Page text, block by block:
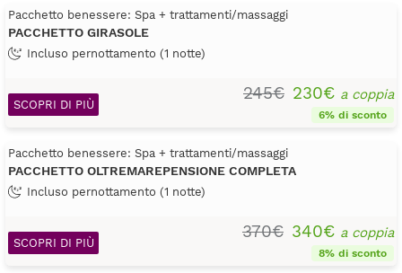
Pacchetto benessere: Spa + trattamenti/massaggi
PACCHETTO GIRASOLE
Incluso pernottamento (1 notte)
245€ 230€ a coppia
6% di sconto
SCOPRI DI PIÙ
Pacchetto benessere: Spa + trattamenti/massaggi
PACCHETTO OLTREMAREPENSIONE COMPLETA
Incluso pernottamento (1 notte)
370€ 340€ a coppia
8% di sconto
SCOPRI DI PIÙ